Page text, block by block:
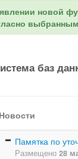
новой
баз
Новости
Памятка по
Размещено 28